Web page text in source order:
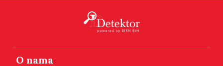
O nama